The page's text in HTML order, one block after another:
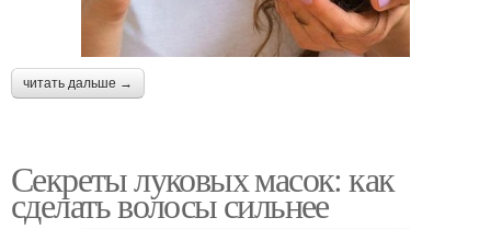
читать дальше →
Секреты луковых масок: как
сделать волосы сильнее